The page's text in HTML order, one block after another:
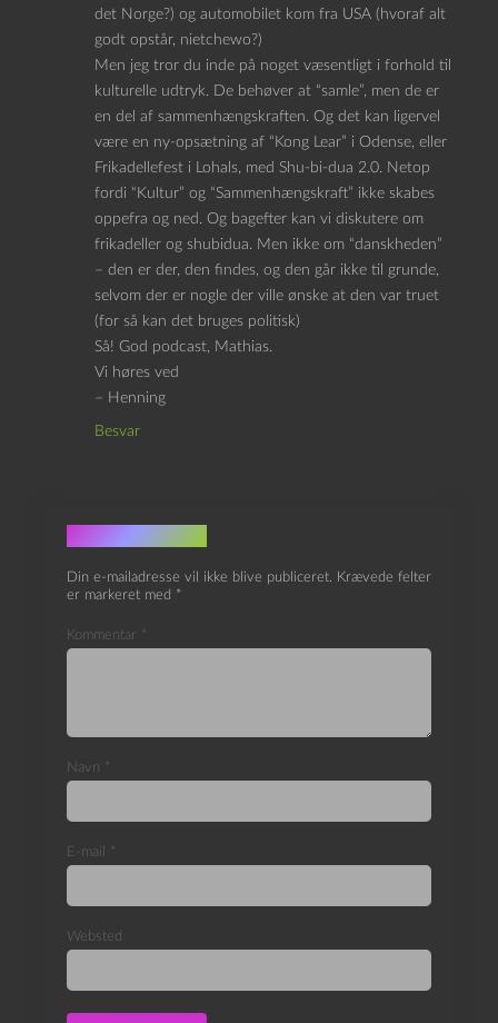
det Norge?) og automobilet kom fra USA (hvoraf alt
godt opstår, nietchewo?)
Men jeg tror du inde på noget væsentligt i forhold til
kulturelle udtryk. De behøver at “samle”, men de er
en del af sammenhængskraften. Og det kan ligervel
være en ny-opsætning af “Kong Lear” i Odense, eller
Frikadellefest i Lohals, med Shu-bi-dua 2.0. Netop
fordi “Kultur” og “Sammenhængskraft” ikke skabes
oppefra og ned. Og bagefter kan vi diskutere om
frikadeller og shubidua. Men ikke om “danskheden”
– den er der, den findes, og den går ikke til grunde,
selvom der er nogle der ville ønske at den var truet
(for så kan det bruges politisk)
Så! God podcast, Mathias.
Vi høres ved
– Henning
Besvar
Skriv et svar
Din e-mailadresse vil ikke blive publiceret. Krævede felter
er markeret med *
Kommentar *
Navn *
E-mail *
Websted